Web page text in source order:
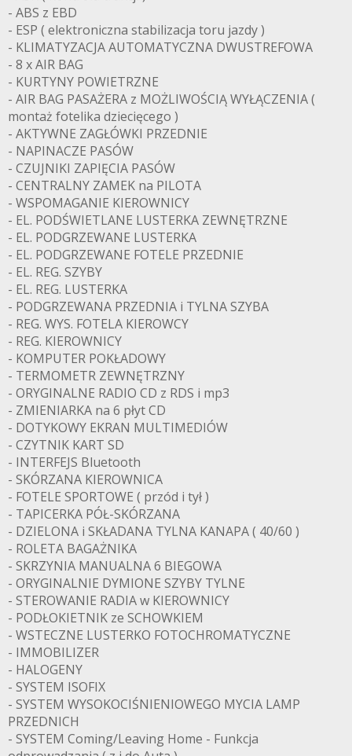
- ABS z EBD
- ESP ( elektroniczna stabilizacja toru jazdy )
- KLIMATYZACJA AUTOMATYCZNA DWUSTREFOWA
- 8 x AIR BAG
- KURTYNY POWIETRZNE
- AIR BAG PASAŻERA z MOŻLIWOŚCIĄ WYŁĄCZENIA (
montaż fotelika dziecięcego )
- AKTYWNE ZAGŁÓWKI PRZEDNIE
- NAPINACZE PASÓW
- CZUJNIKI ZAPIĘCIA PASÓW
- CENTRALNY ZAMEK na PILOTA
- WSPOMAGANIE KIEROWNICY
- EL. PODŚWIETLANE LUSTERKA ZEWNĘTRZNE
- EL. PODGRZEWANE LUSTERKA
- EL. PODGRZEWANE FOTELE PRZEDNIE
- EL. REG. SZYBY
- EL. REG. LUSTERKA
- PODGRZEWANA PRZEDNIA i TYLNA SZYBA
- REG. WYS. FOTELA KIEROWCY
- REG. KIEROWNICY
- KOMPUTER POKŁADOWY
- TERMOMETR ZEWNĘTRZNY
- ORYGINALNE RADIO CD z RDS i mp3
- ZMIENIARKA na 6 płyt CD
- DOTYKOWY EKRAN MULTIMEDIÓW
- CZYTNIK KART SD
- INTERFEJS Bluetooth
- SKÓRZANA KIEROWNICA
- FOTELE SPORTOWE ( przód i tył )
- TAPICERKA PÓŁ-SKÓRZANA
- DZIELONA i SKŁADANA TYLNA KANAPA ( 40/60 )
- ROLETA BAGAŻNIKA
- SKRZYNIA MANUALNA 6 BIEGOWA
- ORYGINALNIE DYMIONE SZYBY TYLNE
- STEROWANIE RADIA w KIEROWNICY
- PODŁOKIETNIK ze SCHOWKIEM
- WSTECZNE LUSTERKO FOTOCHROMATYCZNE
- IMMOBILIZER
- HALOGENY
- SYSTEM ISOFIX
- SYSTEM WYSOKOCIŚNIENIOWEGO MYCIA LAMP
PRZEDNICH
- SYSTEM Coming/Leaving Home - Funkcja